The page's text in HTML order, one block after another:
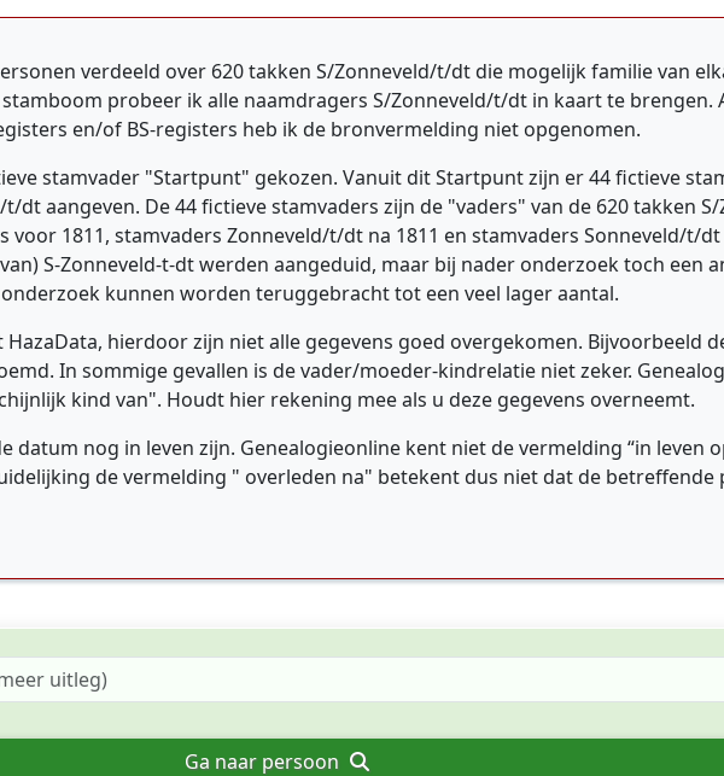
verdeeld over 620 takken S/Zonneveld/t/dt die mogelijk familie van
probeer ik alle naamdragers S/Zonneveld/t/dt in kaart te brengen.
en/of BS-registers heb ik de bronvermelding niet opgenomen.
stamvader "Startpunt" gekozen. Vanuit dit Startpunt zijn er 44 fictieve
aangeven. De 44 fictieve stamvaders zijn de "vaders" van de 620 takken
1811, stamvaders Zonneveld/t/dt na 1811 en stamvaders Sonneveld/t/
S-Zonneveld-t-dt werden aangeduid, maar bij nader onderzoek toch een
kunnen worden teruggebracht tot een veel lager aantal.
hierdoor zijn niet alle gegevens goed overgekomen. Bijvoorbeeld
In sommige gevallen is de vader/moeder-kindrelatie niet zeker.
kind van". Houdt hier rekening mee als u deze gegevens overneemt.
datum nog in leven zijn. Genealogieonline kent niet de vermelding “in leven
de vermelding " overleden na" betekent dus niet dat de betreffende
Ga naar persoon